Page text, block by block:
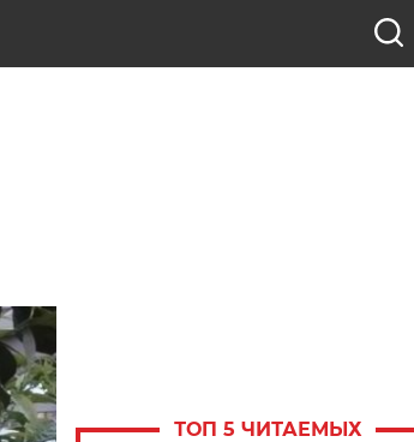
ТОП 5 ЧИТАЕМЫХ